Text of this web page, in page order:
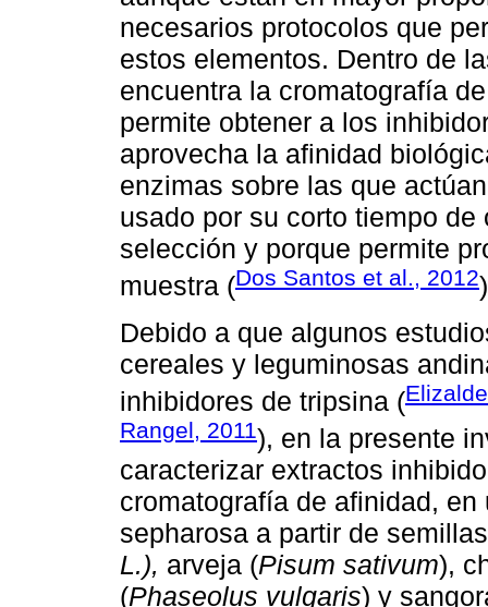
necesarios protocolos que
estos elementos. Dentro de
encuentra la cromatografía
permite obtener a los
aprovecha la afinidad
enzimas sobre las que
usado por su corto tiempo
selección y porque permite
muestra (Dos Santos et al., 2012
Debido a que algunos
cereales y leguminosas
inhibidores de tripsina (
Rangel, 2011), en la presente
caracterizar extractos
cromatografía de afinidad,
sepharosa a partir de
L.), arveja (Pisum sativum),
(Phaseolus vulgaris) y